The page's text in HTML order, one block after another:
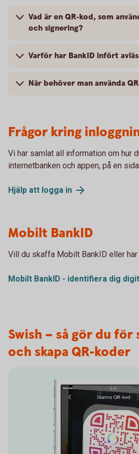
Vad är en QR-kod, som
och signering?
Varför har BankID infört
När behöver man använda
Frågor kring
Vi har samlat all information om hur
internetbanken och appen, på en
Hjälp att logga in
Mobilt BankID
Vill du skaffa Mobilt BankID eller
Mobilt BankID - identifiera dig
Swish – så gör du för
och skapa QR-koder